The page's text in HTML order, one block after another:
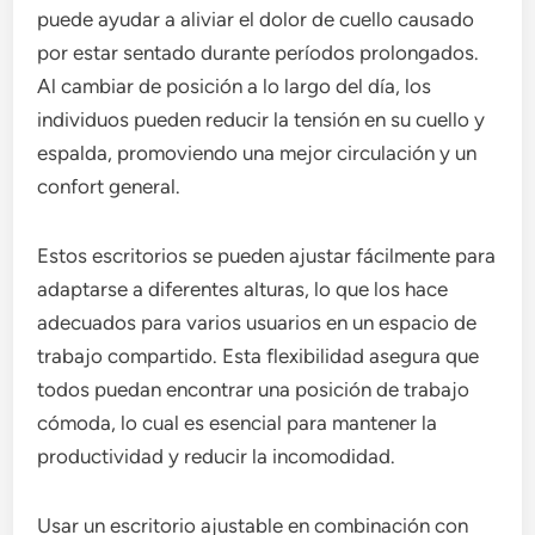
puede ayudar a aliviar el dolor de cuello causado
por estar sentado durante períodos prolongados.
Al cambiar de posición a lo largo del día, los
individuos pueden reducir la tensión en su cuello y
espalda, promoviendo una mejor circulación y un
confort general.
Estos escritorios se pueden ajustar fácilmente para
adaptarse a diferentes alturas, lo que los hace
adecuados para varios usuarios en un espacio de
trabajo compartido. Esta flexibilidad asegura que
todos puedan encontrar una posición de trabajo
cómoda, lo cual es esencial para mantener la
productividad y reducir la incomodidad.
Usar un escritorio ajustable en combinación con